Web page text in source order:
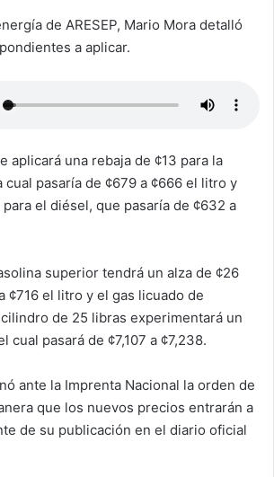
de ARESEP, Mario Mora detalló
a aplicar.
aplicará una rebaja de ¢13 para la
cual pasaría de ¢679 a ¢666 el litro y
el diésel, que pasaría de ¢632 a
superior tendrá un alza de ¢26
¢716 el litro y el gas licuado de
de 25 libras experimentará un
cual pasará de ¢7,107 a ¢7,238.
ante la Imprenta Nacional la orden de
que los nuevos precios entrarán a
de su publicación en el diario oficial